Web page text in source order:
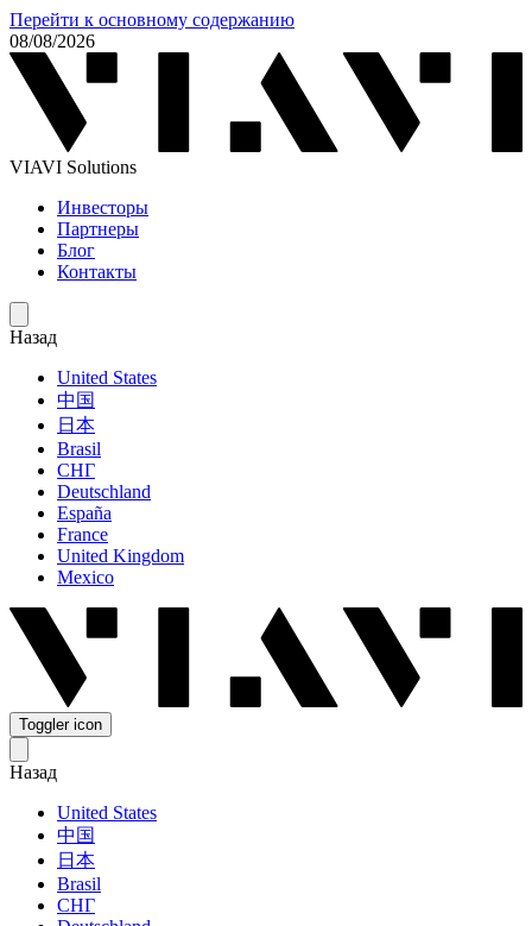
Перейти к основному содержанию
08/08/2026
VIAVI Solutions
Инвесторы
Партнеры
Блог
Контакты
Назад
United States
中国
日本
Brasil
СНГ
Deutschland
España
France
United Kingdom
Mexico
Toggler icon
Назад
United States
中国
日本
Brasil
СНГ